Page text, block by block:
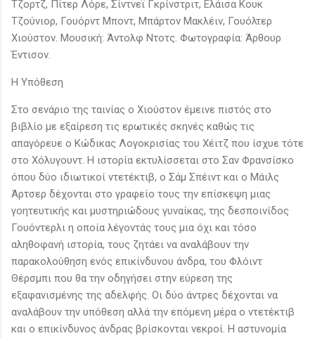
Τζορτζ, Πίτερ Λόρε, Σίντνεϊ Γκρίνστριτ, Ελάισα Κουκ
Τζούνιορ, Γουόρντ Μποντ, Μπάρτον Μακλέιν, Γουόλτερ
Χιούστον. Μουσική: Άντολφ Ντοτς. Φωτογραφία: Άρθουρ
Έντισον.
Η Υπόθεση
Στο σενάριο της ταινίας ο Χιούστον έμεινε πιστός στο
βιβλίο με εξαίρεση τις ερωτικές σκηνές καθώς τις
απαγόρευε ο Κώδικας Λογοκρισίας του Χέιτζ που ίσχυε τότε
στο Χόλυγουντ. Η ιστορία εκτυλίσσεται στο Σαν Φρανσίσκο
όπου δύο ιδιωτικοί ντετέκτιβ, ο Σάμ Σπέιντ και ο Μάιλς
Άρτσερ δέχονται στο γραφείο τους την επίσκεψη μιας
γοητευτικής και μυστηριώδους γυναίκας, της δεσποινίδος
Γουόντερλι η οποία λέγοντάς τους μια όχι και τόσο
αληθοφανή ιστορία, τους ζητάει να αναλάβουν την
παρακολούθηση ενός επικίνδυνου άνδρα, του Φλόιντ
Θέρσμπι που θα την οδηγήσει στην εύρεση της
εξαφανισμένης της αδελφής. Οι δύο άντρες δέχονται να
αναλάβουν την υπόθεση αλλά την επόμενη μέρα ο ντετέκτιβ
και ο επικίνδυνος άνδρας βρίσκονται νεκροί. Η αστυνομία